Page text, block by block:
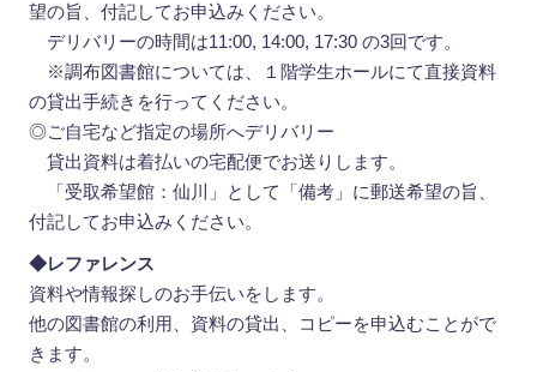
望の旨、付記してお申込みください。
デリバリーの時間は11:00, 14:00, 17:30 の3回です。
※調布図書館については、１階学生ホールにて直接資料
の貸出手続きを行ってください。
◎ご自宅など指定の場所へデリバリー
貸出資料は着払いの宅配便でお送りします。
「受取希望館：仙川」として「備考」に郵送希望の旨、
付記してお申込みください。
◆レファレンス
資料や情報探しのお手伝いをします。
他の図書館の利用、資料の貸出、コピーを申込むことがで
きます。